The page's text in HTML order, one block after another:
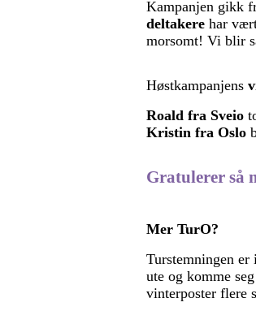
Kampanjen gikk
deltakere har
morsomt! Vi blir
Høstkampanjens
Roald fra Sveio
Kristin fra Oslo
Gratulerer så
Mer TurO?
Turstemningen er
ute og komme
vinterposter flere